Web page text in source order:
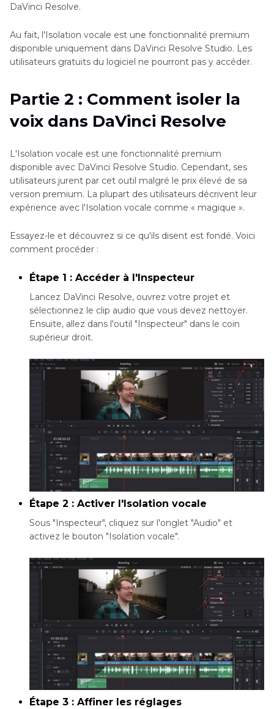
DaVinci Resolve.
Au fait, l'Isolation vocale est une fonctionnalité premium
disponible uniquement dans DaVinci Resolve Studio. Les
utilisateurs gratuits du logiciel ne pourront pas y accéder.
Partie 2 : Comment isoler la
voix dans DaVinci Resolve
L'Isolation vocale est une fonctionnalité premium
disponible avec DaVinci Resolve Studio. Cependant, ses
utilisateurs jurent par cet outil malgré le prix élevé de sa
version premium. La plupart des utilisateurs décrivent leur
expérience avec l'Isolation vocale comme « magique ».
Essayez-le et découvrez si ce qu'ils disent est fondé. Voici
comment procéder :
Étape 1 : Accéder à l'Inspecteur
Lancez DaVinci Resolve, ouvrez votre projet et
sélectionnez le clip audio que vous devez nettoyer.
Ensuite, allez dans l'outil "Inspecteur" dans le coin
supérieur droit.
Étape 2 : Activer l'Isolation vocale
Sous "Inspecteur", cliquez sur l'onglet "Audio" et
activez le bouton "Isolation vocale".
Étape 3 : Affiner les réglages